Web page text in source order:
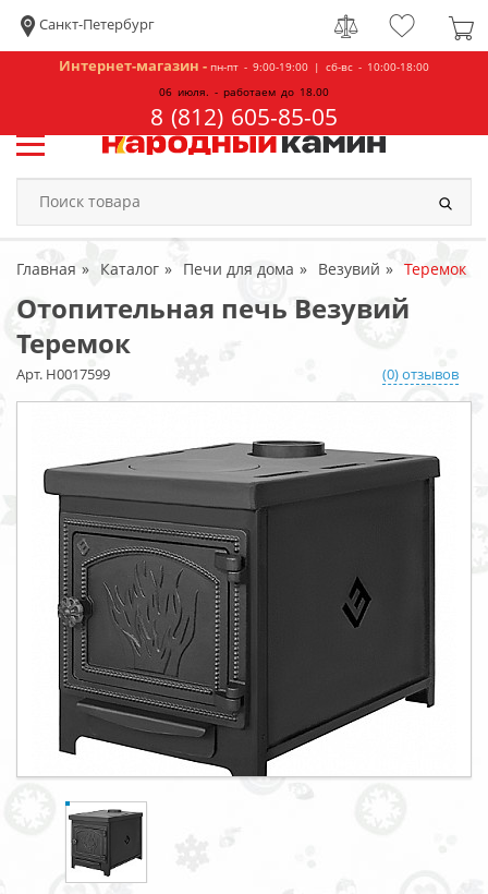
Санкт-Петербург
Интернет-магазин - пн-пт - 9:00-19:00 | сб-вс - 10:00-18:00
06 июля. - работаем до 18.00
8 (812) 605-85-05
Главная Каталог Печи для дома Везувий Теремок
Отопительная печь Везувий
Теремок
Арт. Н0017599 (0) отзывов